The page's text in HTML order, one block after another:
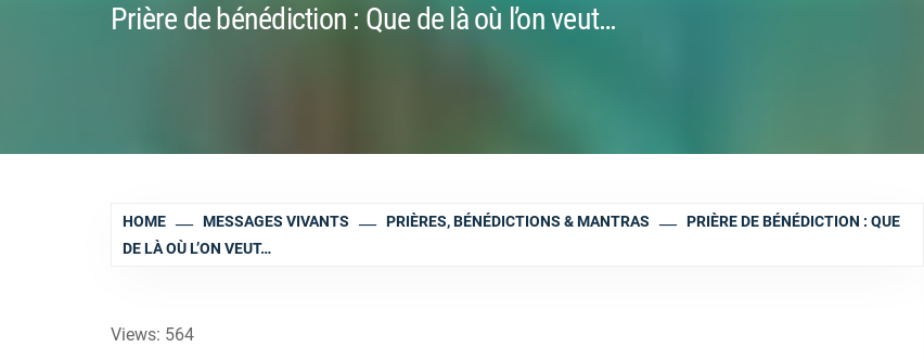
Prière de bénédiction : Que de là où l’on veut…
HOME MESSAGES VIVANTS PRIÈRES, BÉNÉDICTIONS & MANTRAS
PRIÈRE DE BÉNÉDICTION : QUE
DE LÀ OÙ L’ON VEUT…
Views: 564